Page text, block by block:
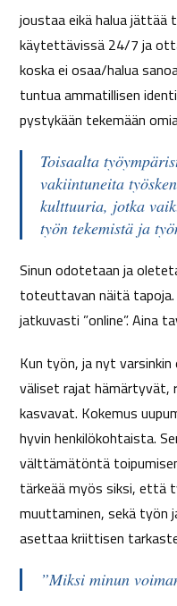
joustaa eikä halua jättää
käytettävissä 24/7 ja
koska ei osaa/halua
tuntua ammatillisen
pystykään tekemään
Toisaalta
vakiintuneita
kulttuuria, jotka
työn tekemistä ja
Sinun odotetaan ja
toteuttavan näitä tapoja.
jatkuvasti ”online”. Aina
Kun työn, ja nyt
väliset rajat hämärtyvät,
kasvavat. Kokemus
hyvin henkilökohtaista.
välttämätöntä
tärkeää myös siksi, että
muuttaminen, sekä työn
asettaa kriittisen
”Miksi minun